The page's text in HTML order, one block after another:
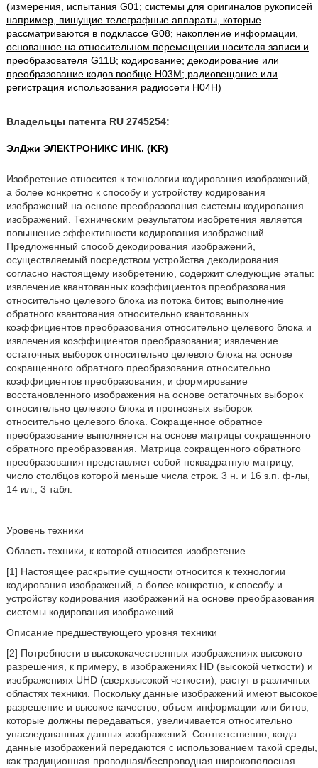
(измерения, испытания G01; системы для оригиналов рукописей
например, пишущие телеграфные аппараты, которые
рассматриваются в подклассе G08; накопление информации,
основанное на относительном перемещении носителя записи и
преобразователя G11B; кодирование; декодирование или
преобразование кодов вообще H03M; радиовещание или
регистрация использования радиосети H04H)
Владельцы патента RU 2745254:
ЭлДжи ЭЛЕКТРОНИКС ИНК. (KR)
Изобретение относится к технологии кодирования изображений,
а более конкретно к способу и устройству кодирования
изображений на основе преобразования системы кодирования
изображений. Техническим результатом изобретения является
повышение эффективности кодирования изображений.
Предложенный способ декодирования изображений,
осуществляемый посредством устройства декодирования
согласно настоящему изобретению, содержит следующие этапы:
извлечение квантованных коэффициентов преобразования
относительно целевого блока из потока битов; выполнение
обратного квантования относительно квантованных
коэффициентов преобразования относительно целевого блока и
извлечения коэффициентов преобразования; извлечение
остаточных выборок относительно целевого блока на основе
сокращенного обратного преобразования относительно
коэффициентов преобразования; и формирование
восстановленного изображения на основе остаточных выборок
относительно целевого блока и прогнозных выборок
относительно целевого блока. Сокращенное обратное
преобразование выполняется на основе матрицы сокращенного
обратного преобразования. Матрица сокращенного обратного
преобразования представляет собой неквадратную матрицу,
число столбцов которой меньше числа строк. 3 н. и 16 з.п. ф-лы,
14 ил., 3 табл.
Уровень техники
Область техники, к которой относится изобретение
[1] Настоящее раскрытие сущности относится к технологии
кодирования изображений, а более конкретно, к способу и
устройству кодирования изображений на основе преобразования
системы кодирования изображений.
Описание предшествующего уровня техники
[2] Потребности в высококачественных изображениях высокого
разрешения, к примеру, в изображениях HD (высокой четкости) и
изображениях UHD (сверхвысокой четкости), растут в различных
областях техники. Поскольку данные изображений имеют высокое
разрешение и высокое качество, объем информации или битов,
которые должны передаваться, увеличивается относительно
унаследованных данных изображений. Соответственно, когда
данные изображений передаются с использованием такой среды,
как традиционная проводная/беспроводная широкополосная